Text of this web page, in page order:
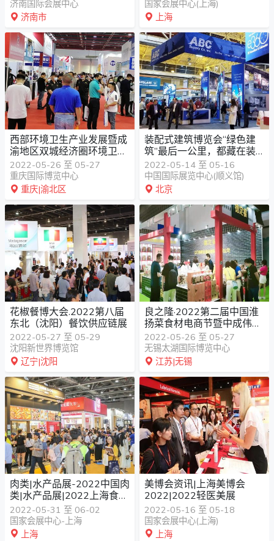
济南国际会展中心
济南市
国家会展中心(上海)
上海
西部环境卫生产业发展暨成
渝地区双城经济圈环境卫生
管理论坛CES2022中国西
部环境卫生国际博览会
2022-05-26 至 05-27
重庆国际博览中心
重庆|渝北区
装配式建筑博览会“绿色建
筑”最后一公里，都藏在装
配式建筑里？
2022-05-14 至 05-16
中国国际展览中心(顺义馆)
北京
花椒餐博大会.2022第八届
东北（沈阳）餐饮供应链展
2022-05-27 至 05-29
沈阳新世界博览馆
辽宁|沈阳
良之隆·2022第二届中国淮
扬菜食材电商节暨中成伟业
餐饮酒店服务展
2022-05-26 至 05-27
无锡太湖国际博览中心
江苏|无锡
肉类|水产品展-2022中国肉
类|水产品展|2022上海食品
展
2022-05-31 至 06-02
国家会展中心-上海
上海
美博会资讯|上海美博会
2022|2022轻医美展
2022-05-16 至 05-18
国家会展中心(上海)
上海